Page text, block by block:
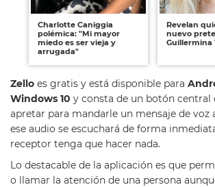
Charlotte Caniggia
polémica: "Mi mayor
miedo es ser vieja y
arrugada"
Revelan
nuevo
Guillermina
Zello es gratis y está disponible para
Windows 10 y consta de un botón central
apretar para mandarle un mensaje de voz
ese audio se escuchará de forma
receptor tenga que hacer nada.
Lo destacable de la aplicación es que
o llamar la atención de una persona